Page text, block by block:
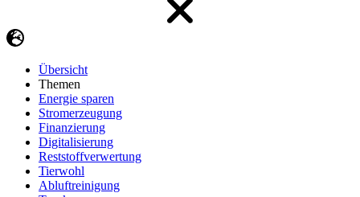
Übersicht
Themen
Energie sparen
Stromerzeugung
Finanzierung
Digitalisierung
Reststoffverwertung
Tierwohl
Abluftreinigung